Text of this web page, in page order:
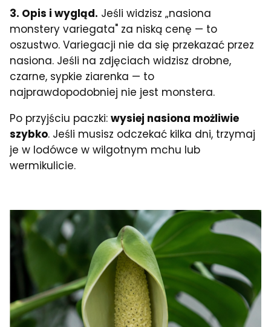
3. Opis i wygląd. Jeśli widzisz „nasiona
monstery variegata" za niską cenę — to
oszustwo. Variegacji nie da się przekazać przez
nasiona. Jeśli na zdjęciach widzisz drobne,
czarne, sypkie ziarenka — to
najprawdopodobniej nie jest monstera.
Po przyjściu paczki: wysiej nasiona możliwie
szybko. Jeśli musisz odczekać kilka dni, trzymaj
je w lodówce w wilgotnym mchu lub
wermikulicie.